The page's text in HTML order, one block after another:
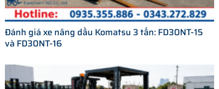
Đánh giá xe nâng dầu Komatsu 3 tấn: FD30NT-15
và FD30NT-16